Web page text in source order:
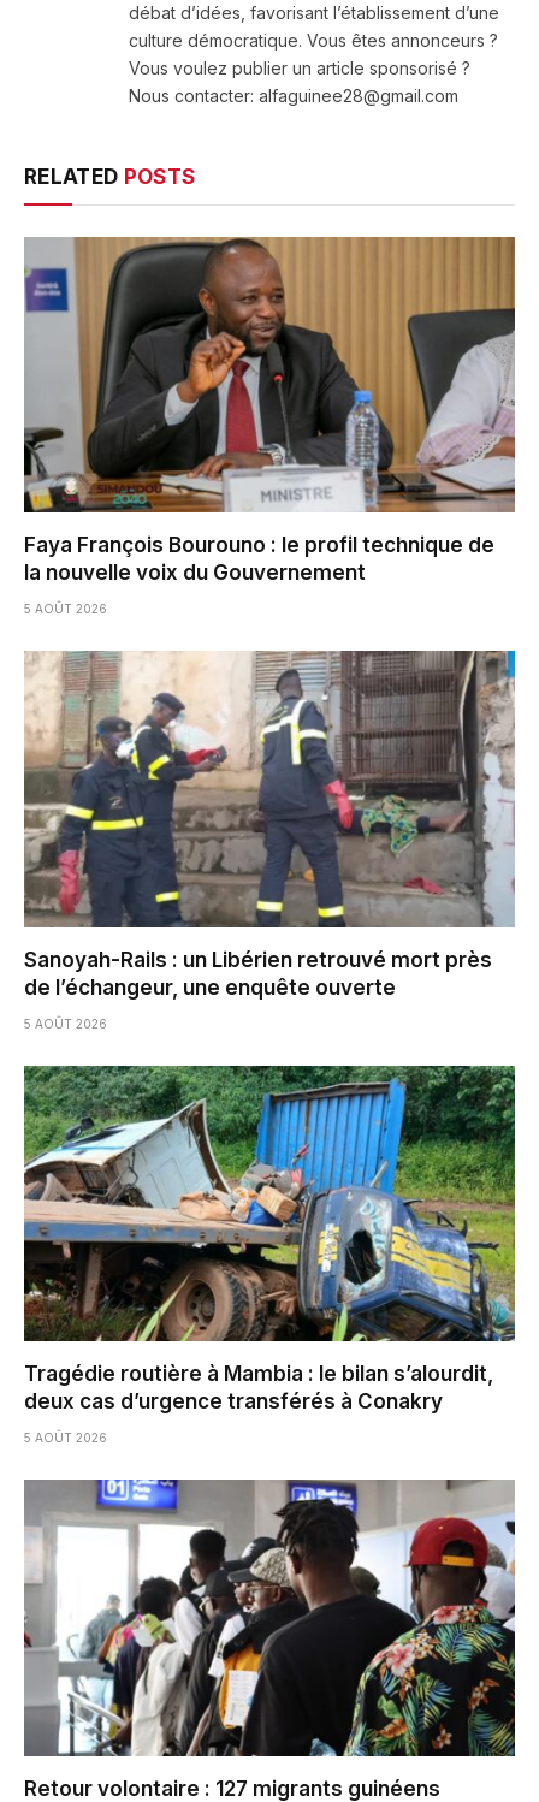
débat d’idées, favorisant l’établissement d’une
culture démocratique. Vous êtes annonceurs ?
Vous voulez publier un article sponsorisé ?
Nous contacter: alfaguinee28@gmail.com
RELATED POSTS
Faya François Bourouno : le profil technique de
la nouvelle voix du Gouvernement
5 AOÛT 2026
Sanoyah-Rails : un Libérien retrouvé mort près
de l’échangeur, une enquête ouverte
5 AOÛT 2026
Tragédie routière à Mambia : le bilan s’alourdit,
deux cas d’urgence transférés à Conakry
5 AOÛT 2026
Retour volontaire : 127 migrants guinéens